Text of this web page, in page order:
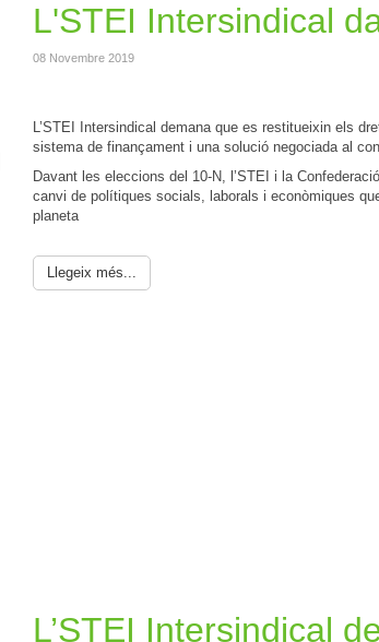
L'STEI Intersindical
08 Novembre 2019
L’STEI Intersindical demana que es restitueixin els
sistema de finançament i una solució negociada al
Davant les eleccions del 10-N, l’STEI i la
canvi de polítiques socials, laborals i econòmiques
planeta
Llegeix més...
L’STEI Intersindical